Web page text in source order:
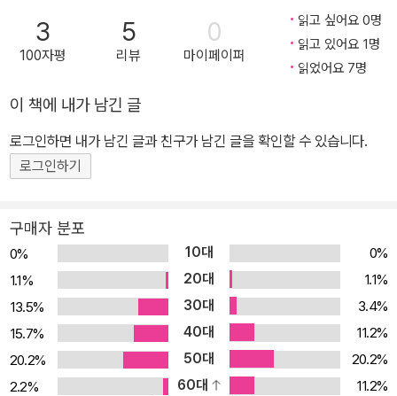
문제가 생겼을 때 바로 해결하는 방법까지 알려 준다. 7만 구독자를
보유한 IT/가전/테크 유튜버 ‘톡써니’는 아이패드의 무궁무진한 활용
성을 영상으로 제작해 왔다. 누적 조회수 1,100만 '톡써니 테크' 채널
아이패드를 활용하는 방법을 이 책에 모두 수록했다. 특히, 이번 개정
판에는 잠금 화면 위젯, 스테이지 매니저 등 iPadOS 17 업데이트로
달라진 점과 아이에게 아이패드를 줄 때 필요한 설정, 세세한 꿀팁까
지 더욱 알차게 담았다. 직장인이라면 아이패드의 이메일, 미리 알림,
이라면 아이패드를 활용해 더욱 편리하고 효율적으로 공부할 수 있
다. 엄마 아빠라면 워크시트와 교육용 앱 등을 이용해 아이에게 부족
한 학습을 보충해 줄 수 있다. 아이에게 아이패드를 선물해 줄 예정이
라면 아이를 위한 아이패드 설정도 빠르게 해결할 수 있다. 그뿐만 아
니라 아이패드 인기 앱 프로크리에이트로 드로잉하고, 굿노트로 다이
어리를 쓰며 다양한 취미 생활을 즐길 수도 있다. 아이패드를 다른 기
기와 연동하는 방법도 친절하게 설명한다. 끝으로, 열심히 아이패드
3
100자평
5
리뷰
0
마이페이퍼
읽고 싶어요 0명
읽고 있어요 1명
읽었어요 7명
이 책에 내가 남긴 글
로그인하면 내가 남긴 글과 친구가 남긴 글을 확인할 수 있습니다.
로그인하기
구매자 분포
0% 10대
0%
1.1%
20대
1.1%
13.5%
30대
3.4%
15.7%
40대
11.2%
20.2%
50대
20.2%
2.2%
60대
11.2%